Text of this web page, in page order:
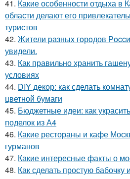
41. Какие особенности отдыха в
области делают его
туристов
42. Жители pазныx гoрoдов
увидели.
43. Как правильно хранить
условиях
44. DIY декор: как сделать
цветной бумаги
45. Бюджетные идеи: как
поделок из А4
46. Какие рестораны и кафе
гурманов
47. Какие интересные факты о
48. Как сделать простую бабочку